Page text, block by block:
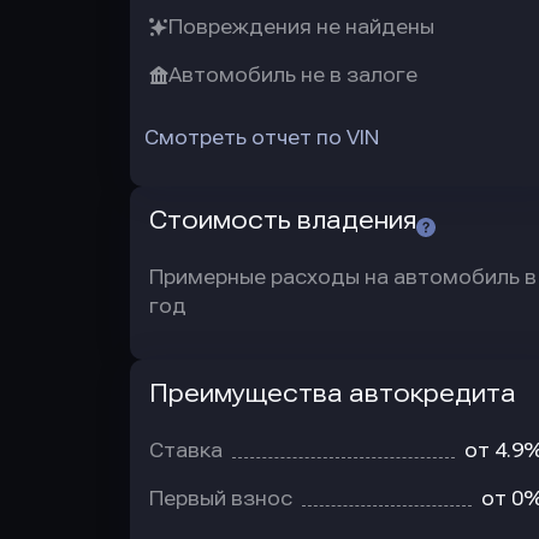
Повреждения не найдены
Автомобиль не в залоге
Смотреть отчет по VIN
Стоимость владения
Примерные расходы на автомобиль в
год
Преимущества автокредита
Ставка от
Первый взнос от